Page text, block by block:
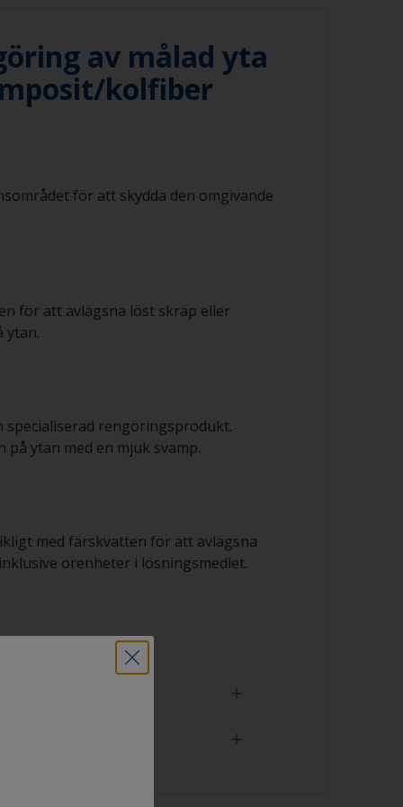
av målad yta
kolfiber
för att skydda den omgivande
för att avlägsna löst skräp eller
ytan.
specialiserad rengöringsprodukt.
ytan med en mjuk svamp.
med färskvatten för att avlägsna
orenheter i lösningsmedlet.
är ordentligt avfettad om vattnet sprids